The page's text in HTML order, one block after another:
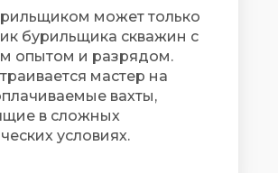
может только
бурильщика скважин с
опытом и разрядом.
мастер на
вахты,
в сложных
условиях.